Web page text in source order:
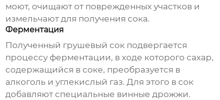
моют, очищают от поврежденных участков и
измельчают для получения сока.
Ферментация
Полученный грушевый сок подвергается
процессу ферментации, в ходе которого сахар,
содержащийся в соке, преобразуется в
алкоголь и углекислый газ. Для этого в сок
добавляют специальные винные дрожжи.